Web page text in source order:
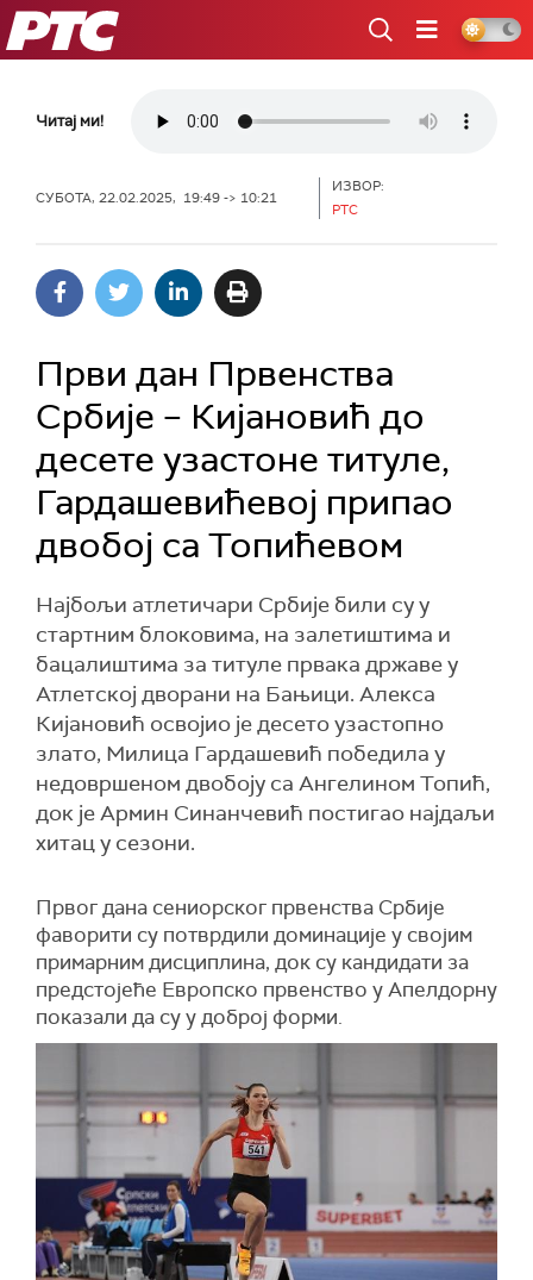
РТС
Читај ми!
СУБОТА, 22.02.2025, 19:49 -> 10:21
ИЗВОР:
РТС
Први дан Првенства
Србије – Кијановић до
десете узастоне титуле,
Гардашевићевој припао
двобој са Топићевом
Најбољи атлетичари Србије били су у
стартним блоковима, на залетиштима и
бацалиштима за титуле првака државе у
Атлетској дворани на Бањици. Алекса
Кијановић освојио је десето узастопно
злато, Милица Гардашевић победила у
недовршеном двобоју са Ангелином Топић,
док је Армин Синанчевић постигао најдаљи
хитац у сезони.
Првог дана сениорског првенства Србије
фаворити су потврдили доминације у својим
примарним дисциплина, док су кандидати за
предстојеће Европско првенство у Апелдорну
показали да су у доброј форми.